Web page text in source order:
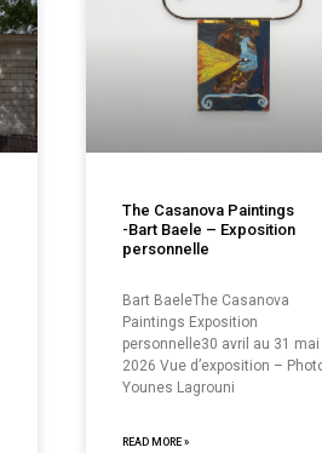
The Casanova Paintings
-Bart Baele – Exposition
personnelle
Bart BaeleThe Casanova
Paintings Exposition
personnelle30 avril au 31 mai
2026 Vue d’exposition –
Younes Lagrouni
READ MORE »